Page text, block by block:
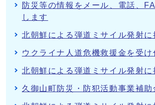
防災等の情報をメール、電話、
します
北朝鮮による弾道ミサイル発射に
ウクライナ人道危機救援金を受け
北朝鮮による弾道ミサイル発射に
久御山町防災・防犯活動事業補助